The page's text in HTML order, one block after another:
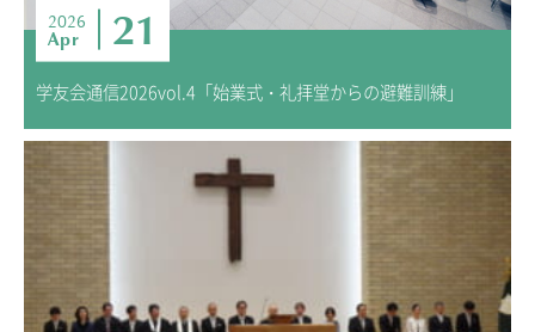
2026
Apr 21
学友会通信2026vol.4「始業式・礼拝堂からの避難訓練」